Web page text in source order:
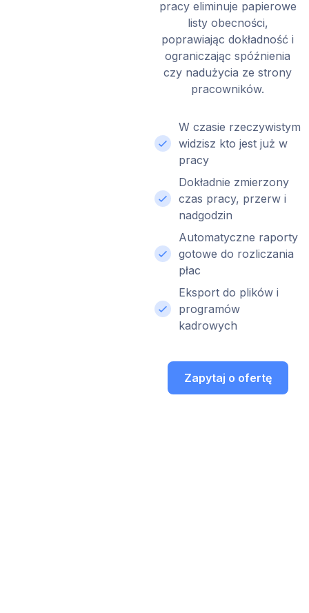
pracy eliminuje papierowe
listy obecności,
poprawiając dokładność i
ograniczając spóźnienia
czy nadużycia ze strony
pracowników.
W czasie rzeczywistym
widzisz kto jest już w
pracy
Dokładnie zmierzony
czas pracy, przerw i
nadgodzin
Automatyczne raporty
gotowe do rozliczania
płac
Eksport do plików i
programów
kadrowych
Zapytaj o ofertę